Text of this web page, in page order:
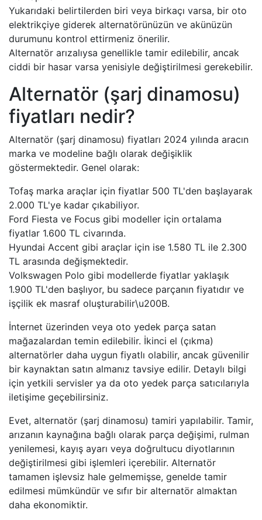
Yukarıdaki belirtilerden biri veya birkaçı varsa, bir oto
elektrikçiye giderek alternatörünüzün ve akünüzün
durumunu kontrol ettirmeniz önerilir.
Alternatör arızalıysa genellikle tamir edilebilir, ancak
ciddi bir hasar varsa yenisiyle değiştirilmesi gerekebilir.
Alternatör (şarj dinamosu)
fiyatları nedir?
Alternatör (şarj dinamosu) fiyatları 2024 yılında aracın
marka ve modeline bağlı olarak değişiklik
göstermektedir. Genel olarak:
Tofaş marka araçlar için fiyatlar 500 TL'den başlayarak
2.000 TL'ye kadar çıkabiliyor.
Ford Fiesta ve Focus gibi modeller için ortalama
fiyatlar 1.600 TL civarında.
Hyundai Accent gibi araçlar için ise 1.580 TL ile 2.300
TL arasında değişmektedir.
Volkswagen Polo gibi modellerde fiyatlar yaklaşık
1.900 TL'den başlıyor, bu sadece parçanın fiyatıdır ve
işçilik ek masraf oluşturabilir\u200B.
İnternet üzerinden veya oto yedek parça satan
mağazalardan temin edilebilir. İkinci el (çıkma)
alternatörler daha uygun fiyatlı olabilir, ancak güvenilir
bir kaynaktan satın almanız tavsiye edilir. Detaylı bilgi
için yetkili servisler ya da oto yedek parça satıcılarıyla
iletişime geçebilirsiniz.
Evet, alternatör (şarj dinamosu) tamiri yapılabilir. Tamir,
arızanın kaynağına bağlı olarak parça değişimi, rulman
yenilemesi, kayış ayarı veya doğrultucu diyotlarının
değiştirilmesi gibi işlemleri içerebilir. Alternatör
tamamen işlevsiz hale gelmemişse, genelde tamir
edilmesi mümkündür ve sıfır bir alternatör almaktan
daha ekonomiktir.